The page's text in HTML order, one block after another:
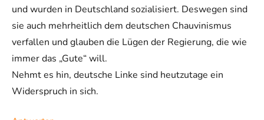
und wurden in Deutschland sozialisiert. Deswegen sind
sie auch mehrheitlich dem deutschen Chauvinismus
verfallen und glauben die Lügen der Regierung, die wie
immer das „Gute“ will.
Nehmt es hin, deutsche Linke sind heutzutage ein
Widerspruch in sich.